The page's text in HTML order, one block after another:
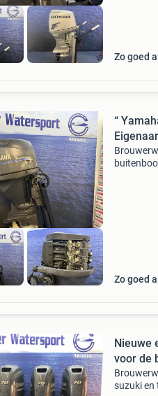
Zo goed
“
Zo goed
Nieuwe
voor de
suzuki